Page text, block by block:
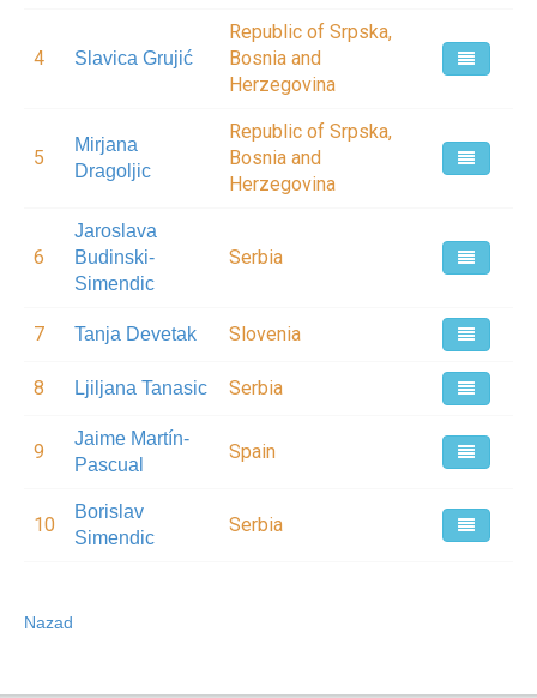
4 Slavica Grujić
Republic of Srpska,
Bosnia and
Herzegovina
5
Mirjana
Dragoljic
Republic of Srpska,
Bosnia and
Herzegovina
6
Jaroslava
Budinski-
Simendic
Serbia
7 Tanja Devetak Slovenia
8 Ljiljana Tanasic Serbia
9
Jaime Martín-
Pascual
Spain
10
Borislav
Simendic
Serbia
Nazad